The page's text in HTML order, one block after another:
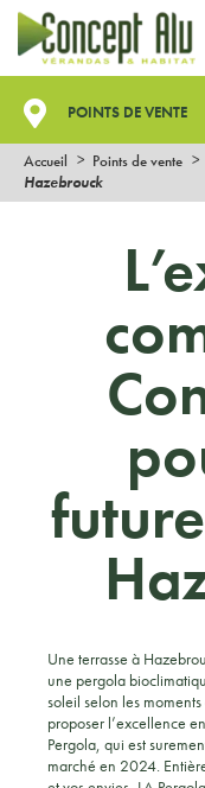
POINTS DE VENTE
Accueil Points de vente
Hazebrouck
Une terrasse à
une pergola
soleil selon les
proposer l’excellence
Pergola, qui est
marché en 2024.